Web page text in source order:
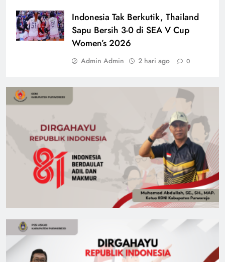
Indonesia Tak Berkutik, Thailand
Sapu Bersih 3-0 di SEA V Cup
Women’s 2026
Admin Admin 2 hari ago 0